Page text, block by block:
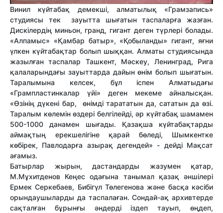
Винил күйтабақ демекші, алматылық «Грамзапись»
студиясы тек зауытта шығатын таспаларға жазған.
Дискілердің миньон, гранд, гигант деген түрлері болады.
«Алпамыс» «Қамбар батыр», «Қобыланды» гигант, яғни
үлкен күйтабақтар болып шыққан. Алматы студиясында
жазылған таспалар Ташкент, Мәскеу, Ленинград, Рига
қалаларындағы зауыттарда дайын өнім болып шығатын.
Таралымына келсек, бұл іспен Алматыдағы
«Грампластинкалар үйі» деген мекеме айналысқан.
«Өзінің дүкені бар, өнімді тарататын да, сататын да өзі.
Таралым көлемін өздері белгілейді, әр күйтабақ шамамен
500-1000 данамен шығады. Қазақша күйтабақтарды
аймақтың ерекшелігіне қарай бөледі, Шымкентке
көбірек, Павлодарға азырақ дегендей» - дейді Мақсат
ағамыз.
Батырлар жырын, дастандарды жазумен қатар,
М.Мұхитденов Кеңес одағына танымал қазақ әншілері
Ермек Серкебаев, Бибігүл Төлегенова және басқа кәсіби
орындаушыларды да таспалаған. Сондай-ақ архивтерде
сақталған бұрынғы әндерді іздеп тауып, өңдеп,